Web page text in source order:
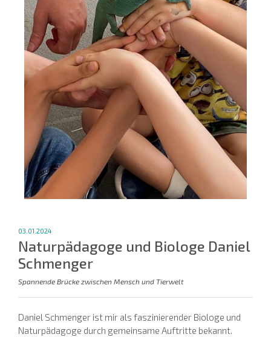
03.01.2024
Naturpädagoge und Biologe Daniel
Schmenger
Spannende Brücke zwischen Mensch und Tierwelt
Daniel Schmenger ist mir als faszinierender Biologe und
Naturpädagoge durch gemeinsame Auftritte bekannt.